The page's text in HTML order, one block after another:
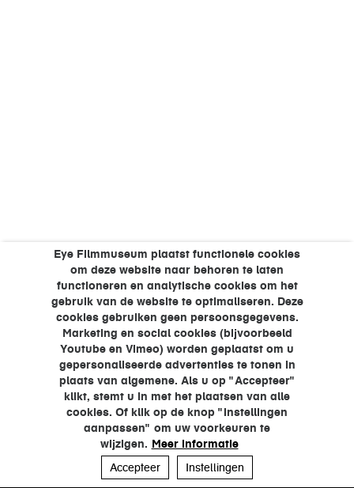
Eye Filmmuseum plaatst functionele cookies
om deze website naar behoren te laten
functioneren en analytische cookies om het
gebruik van de website te optimaliseren. Deze
cookies gebruiken geen persoonsgegevens.
Marketing en social cookies (bijvoorbeeld
Youtube en Vimeo) worden geplaatst om u
gepersonaliseerde advertenties te tonen in
plaats van algemene. Als u op "Accepteer"
klikt, stemt u in met het plaatsen van alle
cookies. Of klik op de knop "Instellingen
aanpassen" om uw voorkeuren te
wijzigen. Meer informatie
Accepteer
Instellingen